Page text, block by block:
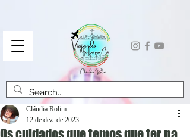
Os cuidados que temos que ter na
Cláudia Rolim
12 de dez. de 2023